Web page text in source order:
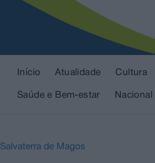
Início Atualidade Cultura
Saúde e Bem-estar Nacional
Salvaterra de Magos